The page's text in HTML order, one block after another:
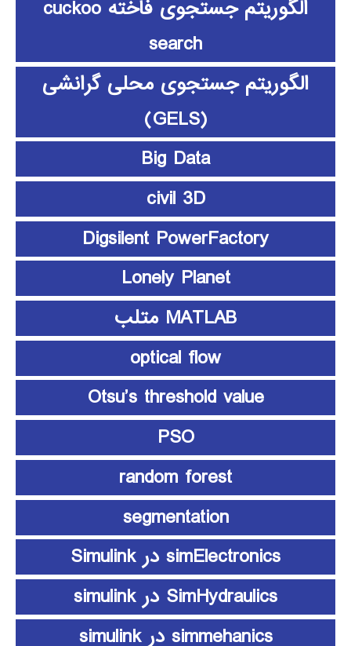
الگوریتم جستجوی فاخته cuckoo
search
الگوریتم جستجوی محلی گرانشی
(GELS)
Big Data
civil 3D
Digsilent PowerFactory
Lonely Planet
MATLAB متلب
optical flow
Otsu’s threshold value
PSO
random forest
segmentation
simElectronics در Simulink
SimHydraulics در simulink
simmehanics در simulink